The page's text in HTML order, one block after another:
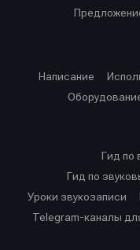
Написание
Гид по
Гид по
Уроки звукозаписи
Telegram-каналы